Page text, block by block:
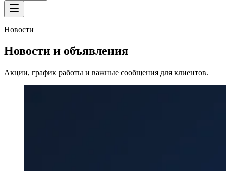
Новости
Новости и объявления
Акции, график работы и важные сообщения для клиентов.